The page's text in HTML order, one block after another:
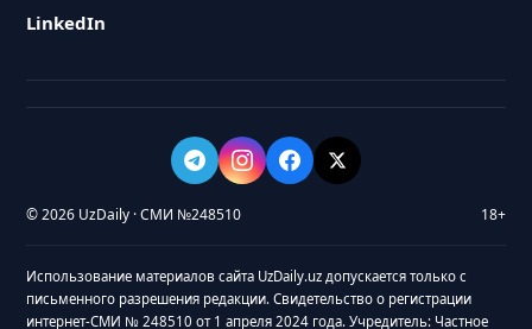
LinkedIn
© 2026 UzDaily · СМИ №248510 18+
Использование материалов сайта UzDaily.uz допускается только с
письменного разрешения редакции. Свидетельство о регистрации
интернет-СМИ № 248510 от 1 апреля 2024 года. Учредитель: Частное